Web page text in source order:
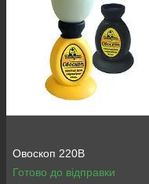
Овоскоп 220В
Готово до відправки